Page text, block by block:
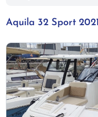
Aquila 32 Sport 2021